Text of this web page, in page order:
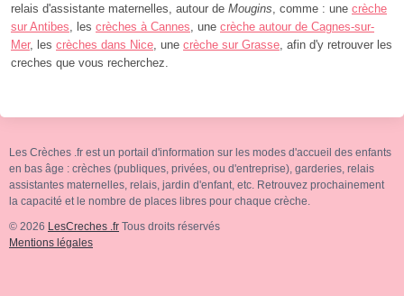
relais d'assistante maternelles, autour de Mougins , comme : une crèche
sur Antibes , les crèches à Cannes , une crèche autour de Cagnes-sur-
Mer, les crèches dans Nice , une crèche sur Grasse , afin d'y retrouver les
creches que vous recherchez.
Les Crèches .fr est un portail d'information sur les modes d'accueil des enfants
en bas âge : crèches (publiques, privées, ou d'entreprise), garderies, relais
assistantes maternelles, relais, jardin d'enfant, etc. Retrouvez prochainement
la capacité et le nombre de places libres pour chaque crèche.
© 2026 LesCreches .fr Tous droits réservés
Mentions légales